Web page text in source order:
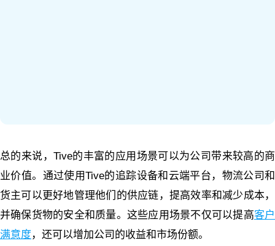
总的来说，Tive的丰富的应用场景可以为公司带来较高的商
业价值。通过使用Tive的追踪设备和云端平台，物流公司和
货主可以更好地管理他们的供应链，提高效率和减少成本，
并确保货物的安全和质量。这些应用场景不仅可以提高客户
满意度，还可以增加公司的收益和市场份额。